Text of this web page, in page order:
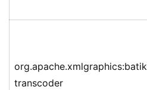
transcoder